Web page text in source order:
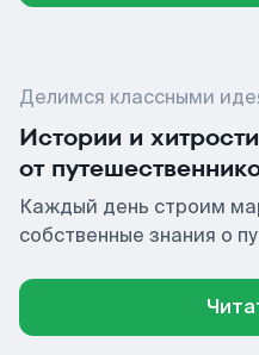
Делимся классными
Истории и хитрости
от
Каждый день строим
собственные знания о